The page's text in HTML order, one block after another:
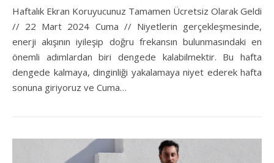
Haftalık Ekran Koruyucunuz Tamamen Ücretsiz Olarak Geldi
// 22 Mart 2024 Cuma // Niyetlerin gerçekleşmesinde,
enerji akışının iyileşip doğru frekansın bulunmasındaki en
önemli adımlardan biri dengede kalabilmektir. Bu hafta
dengede kalmaya, dinginliği yakalamaya niyet ederek hafta
sonuna giriyoruz ve Cuma…